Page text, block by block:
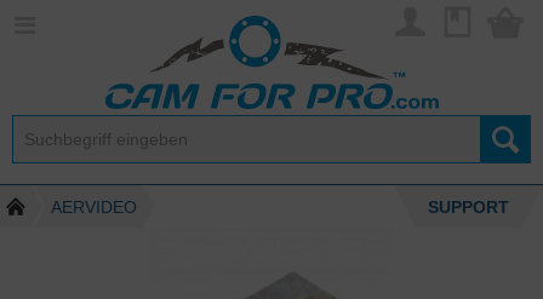
AERVIDEO SUPPORT